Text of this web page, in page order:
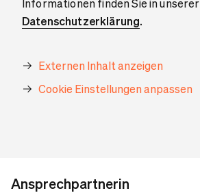
Informationen finden Sie in unserer
Datenschutzerklärung.
Externen Inhalt anzeigen
Cookie Einstellungen anpassen
Ansprechpartnerin